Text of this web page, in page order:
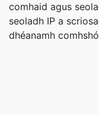
comhaid agus
seoladh IP a
dhéanamh